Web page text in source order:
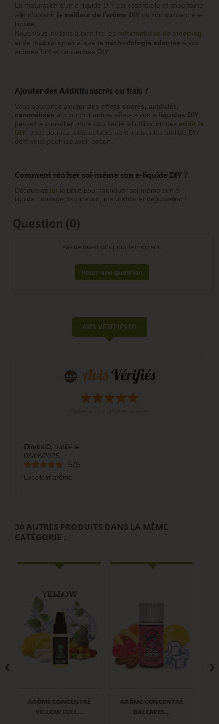
La maturation d'un e-liquide DIY est essentielle et importante
afin d'obtenir le meilleur de l'arôme DIY ou son concentré e-
liquide.
Nous vous invitons à bien lire les informations de steeping
et de maturation ainsi que la méthodologie adaptée à vos
arômes DIY et concentrés DIY.
Ajouter des Additifs sucrés ou frais ?
Vous souhaitez ajouter des effets sucrés, acidulés,
caramélisés etc. ou tout autres effets à vos e-liquides DIY
pensez à consulter notre tuto dédié à l’utilisation des additifs
DIY , vous pourrez ainsi et facilement trouver les additifs DIY
dont vous pourriez avoir besoin.
Comment réaliser soi-même son e-liquide DIY ?
Découvrez ici la bible pour fabriquer soi-même son e-
liquide : dosage, fabrication, maturation et dégustation !
Question (0)
Pas de questions pour le moment.
Poser une question
AVIS VÉRIFIÉS(1)
Dimitri D. publié le
08/06/2025
5/5
Excellent arôme
30 AUTRES PRODUITS DANS LA MÊME
CATÉGORIE :
ARÔME CONCENTRÉ
YELLOW FULL...
ARÔME CONCENTRÉ
BALEARES...